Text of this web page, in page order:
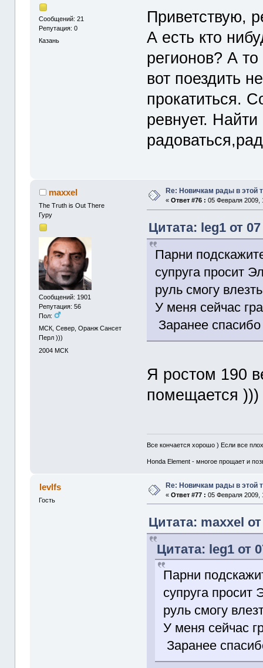
Сообщений: 21
Репутация: 0
Казань
Приветствую,
А есть кто
регионов? А
вот поездить
прокатиться.
ревнует.
maxxel
The Truth is Out There
Гуру
Сообщений: 1901
Репутация: 56
Пол:
МСК, Север, Oранж Сансет
Перл )))
2004 МСК
Re: Новичкам рады в этой
«Ответ #76 : 05 Февраля 2009,
Цитата: leg1 от
Парни
супруга просит
руль смогу
У меня сейчас
Заранее спасибо
Я ростом 190
помещается )))
Все кончается хорошо ) Если все
Honda Element - многое прощает и
levlfs
Гость
Re: Новичкам рады в этой
«Ответ #77 : 05 Февраля 2009,
Цитата: maxxel
Цитата: leg1 от
Парни
супруга просит
руль смогу
У меня сейчас
Заранее